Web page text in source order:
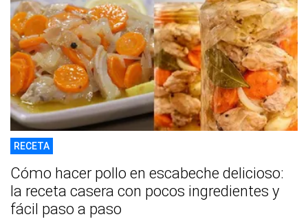
RECETA
Cómo hacer pollo en escabeche delicioso:
la receta casera con pocos ingredientes y
fácil paso a paso